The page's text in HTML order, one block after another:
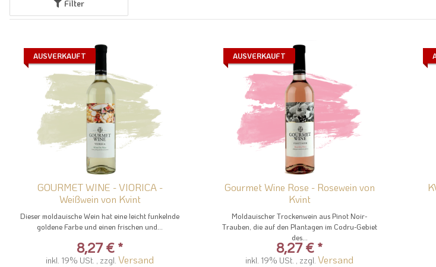
Filter
AUSVERKAUFT
GOURMET WINE - VIORICA -
Weißwein von Kvint
Dieser moldauische Wein hat eine leicht funkelnde
goldene Farbe und einen frischen und...
8,27 € *
inkl. 19% USt. , zzgl. Versand
AUSVERKAUFT
Gourmet Wine Rose - Rosewein von
Kvint
Moldauischer Trockenwein aus Pinot Noir-
Trauben, die auf den Plantagen im Codru-Gebiet
des...
8,27 € *
inkl. 19% USt. , zzgl. Versand